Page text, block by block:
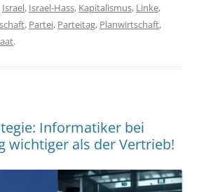
Israel, Israel-Hass, Kapitalismus, Linke,
, Partei, Parteitag, Planwirtschaft,
.
Informatiker bei
wichtiger als der Vertrieb!